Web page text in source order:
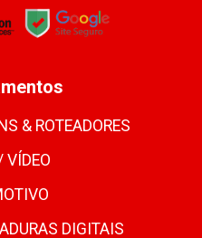
& ROTEADORES
VÍDEO
DIGITAIS